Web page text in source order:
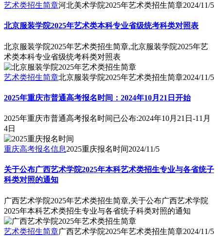
艺术类招生简章河北美术学院2025年艺术类招生简章2024/11/5
北京服装学院2025年艺术类本科专业省级统考科类对照表
北京服装学院2025年艺术类招生简章,北京服装学院2025年艺
术类本科专业省级统考科类对照表
艺术类招生简章北京服装学院2025年艺术类招生简章2024/11/5
2025年重庆市普通高考报名时间：2024年10月21日开始
2025年重庆市普通高考报名时间已公布:2024年10月21日-11月
4日
重庆高考报名信息2025重庆报名时间2024/11/5
关于公布广西艺术学院2025年本科艺术类招生专业与各省统子
科类对照的通知
广西艺术学院2025年艺术类招生简章,关于公布广西艺术学院
2025年本科艺术类招生专业与各省统子科类对照的通知
艺术类招生简章广西艺术学院2025年艺术类招生简章2024/11/5